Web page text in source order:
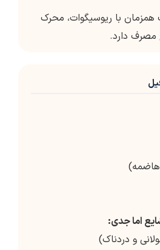
با ریوسیگوات، محرک
مصرف دارد.
اما جدی:
و دردناک)